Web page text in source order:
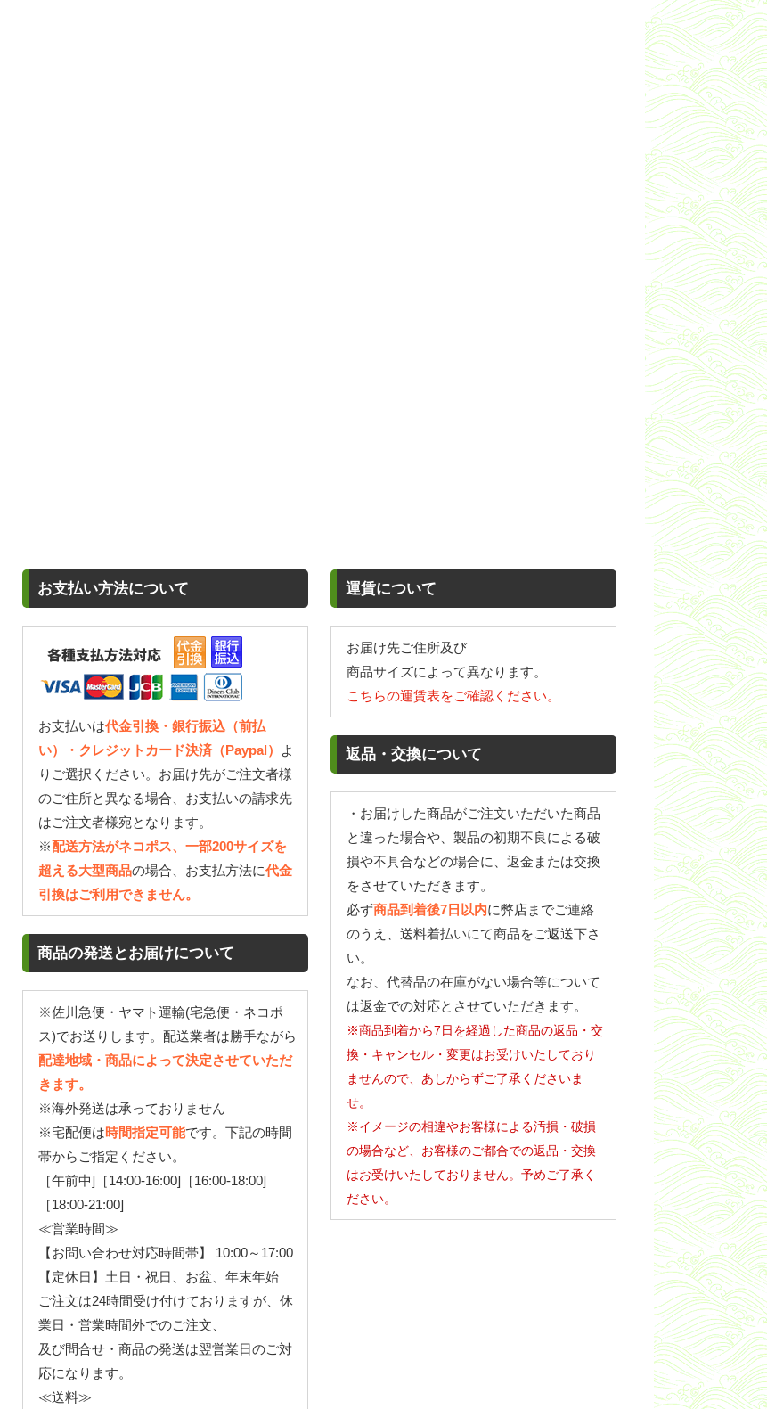
お支払い方法について
お支払いは代金引換・銀行振込（前払
い）・クレジットカード決済（Paypal）
よ
りご選択ください。お届け先がご注文者様
のご住所と異なる場合、お支払いの請求先
はご注文者様宛となります。
※配送方法がネコポス、一部200サイズを
超える大型商品の場合、お支払方法に代金
引換はご利用できません。
商品の発送とお届けについて
※佐川急便・ヤマト運輸(宅急便・ネコポ
ス)でお送りします。配送業者は勝手ながら
配達地域・商品によって決定させていただ
きます。
※海外発送は承っておりません
※宅配便は時間指定可能です。下記の時間
帯からご指定ください。
［午前中]［14:00-16:00]［16:00-18:00]
［18:00-21:00]
≪営業時間≫
【お問い合わせ対応時間帯】 10:00～17:00
【定休日】土日・祝日、お盆、年末年始
ご注文は24時間受け付けておりますが、休
業日・営業時間外でのご注文、
及び問合せ・商品の発送は翌営業日のご対
応になります。
≪送料≫
運賃について
お届け先ご住所及び
商品サイズによって異なります。
こちらの運賃表をご確認ください。
返品・交換について
・お届けした商品がご注文いただいた商品
と違った場合や、製品の初期不良による破
損や不具合などの場合に、返金または交換
をさせていただきます。
必ず商品到着後7日以内に弊店までご連絡
のうえ、送料着払いにて商品をご返送下さ
い。
なお、代替品の在庫がない場合等について
は返金での対応とさせていただきます。
※商品到着から7日を経過した商品の返品・交
換・キャンセル・変更はお受けいたしており
ませんので、あしからずご了承くださいま
せ。
※イメージの相違やお客様による汚損・破損
の場合など、お客様のご都合での返品・交換
はお受けいたしておりません。予めご了承く
ださい。